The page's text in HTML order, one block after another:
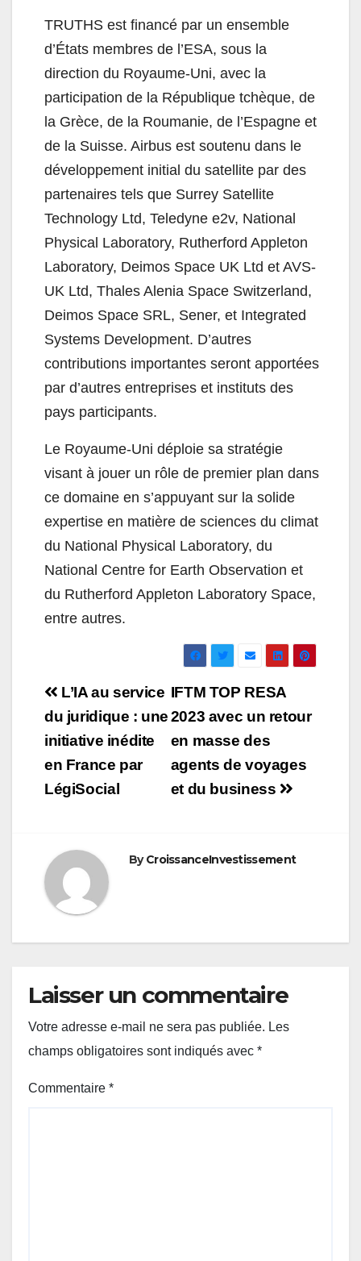
TRUTHS est financé par un ensemble
d’États membres de l’ESA, sous la
direction du Royaume-Uni, avec la
participation de la République tchèque, de
la Grèce, de la Roumanie, de l’Espagne et
de la Suisse. Airbus est soutenu dans le
développement initial du satellite par des
partenaires tels que Surrey Satellite
Technology Ltd, Teledyne e2v, National
Physical Laboratory, Rutherford Appleton
Laboratory, Deimos Space UK Ltd et AVS-
UK Ltd, Thales Alenia Space Switzerland,
Deimos Space SRL, Sener, et Integrated
Systems Development. D’autres
contributions importantes seront apportées
par d’autres entreprises et instituts des
pays participants.
Le Royaume-Uni déploie sa stratégie
visant à jouer un rôle de premier plan dans
ce domaine en s’appuyant sur la solide
expertise en matière de sciences du climat
du National Physical Laboratory, du
National Centre for Earth Observation et
du Rutherford Appleton Laboratory Space,
entre autres.
Navigation
de
l’article
IFTM TOP RESA
2023 avec un retour
en masse des
agents de voyages
et du business
L’IA au service
du juridique : une
initiative inédite
en France par
LégiSocial
ByCroissanceInvestissement
Laisser un commentaire
Votre adresse e-mail ne sera pas publiée. Les
champs obligatoires sont indiqués avec *
Commentaire *